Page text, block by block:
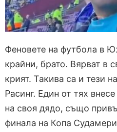
Феновете на футбола в
крайни, брато. Вярват в
крият. Такива са и тези
Расинг. Един от тях
на своя дядо, също
финала на Копа